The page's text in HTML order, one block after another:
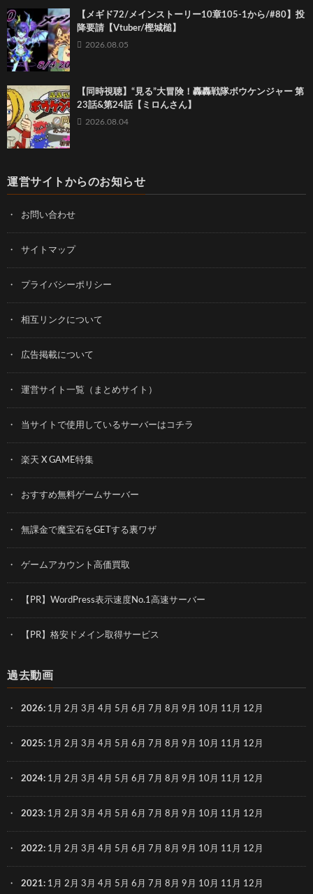
【メギド72/メインストーリー10章105-1から/#80】投
降要請【Vtuber/樫城槌】
2026.08.05
【同時視聴】“見る”大冒険！轟轟戦隊ボウケンジャー 第
23話&第24話【ミロんさん】
2026.08.04
運営サイトからのお知らせ
お問い合わせ
サイトマップ
プライバシーポリシー
相互リンクについて
広告掲載について
運営サイト一覧（まとめサイト）
当サイトで使用しているサーバーはコチラ
楽天 X GAME特集
おすすめ無料ゲームサーバー
無課金で魔宝石をGETする裏ワザ
ゲームアカウント高価買取
【PR】WordPress表示速度No.1高速サーバー
【PR】格安ドメイン取得サービス
過去動画
2026: 1月 2月 3月 4月 5月 6月 7月 8月 9月 10月 11月 12月
2025: 1月 2月 3月 4月 5月 6月 7月 8月 9月 10月 11月 12月
2024: 1月 2月 3月 4月 5月 6月 7月 8月 9月 10月 11月 12月
2023: 1月 2月 3月 4月 5月 6月 7月 8月 9月 10月 11月 12月
2022: 1月 2月 3月 4月 5月 6月 7月 8月 9月 10月 11月 12月
2021: 1月 2月 3月 4月 5月 6月 7月 8月 9月 10月 11月 12月